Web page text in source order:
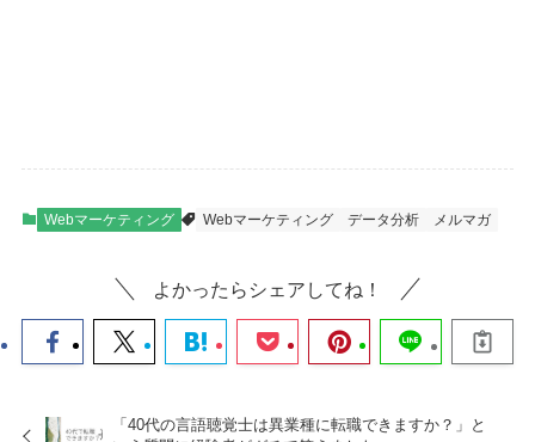
Webマーケティング Webマーケティング データ分析 メルマガ
よかったらシェアしてね！
「40代の言語聴覚士は異業種に転職できますか？」と